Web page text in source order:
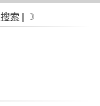
搜索 ☽